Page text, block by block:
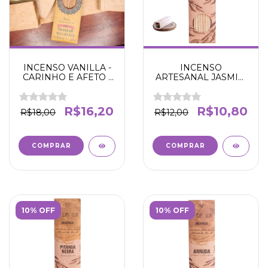
INCENSO VANILLA -
CARINHO E AFETO -
R$18,00 R$16,20
INCENSO
ARTESANAL JASMIM
ANTI STRESS - N' DA
LUA
R$12,00 R$10,80
10% OFF 10% OFF